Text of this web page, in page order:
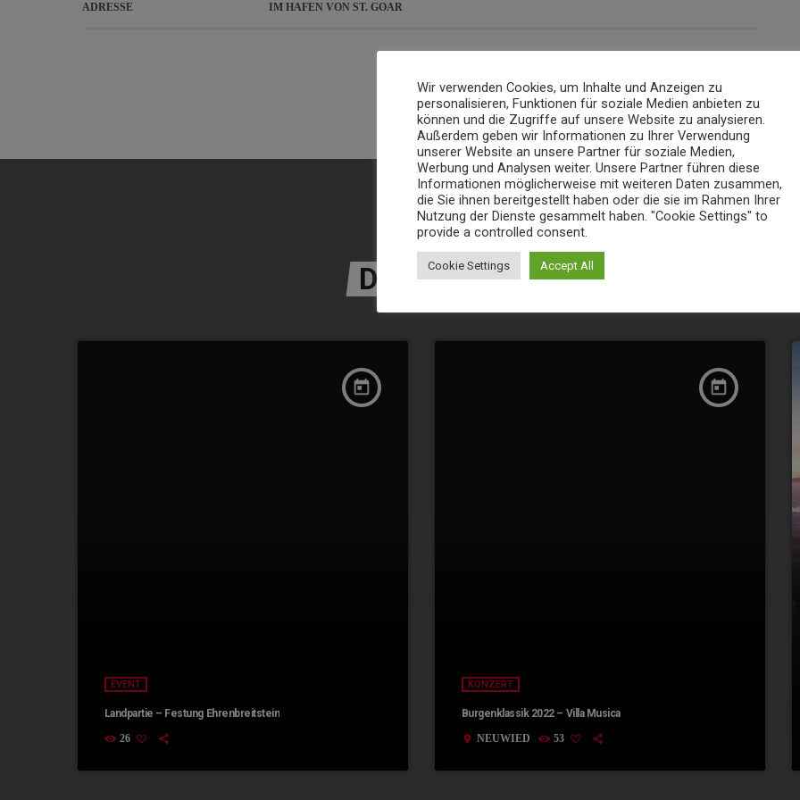
ADRESSE IM HAFEN VON ST. GOAR
DAS KÖNNTE IHNEN AUCH
today
EVENT
Landpartie – Festung Ehrenbreitstein
26
today
KONZERT
Burgenklassik 2022 – Villa Musica
location_on NEUWIED 53
Wir verwenden Cookies, um Inhalte und Anzeigen zu
personalisieren, Funktionen für soziale Medien anbieten zu
können und die Zugriffe auf unsere Website zu analysieren.
Außerdem geben wir Informationen zu Ihrer Verwendung
unserer Website an unsere Partner für soziale Medien,
Werbung und Analysen weiter. Unsere Partner führen diese
Informationen möglicherweise mit weiteren Daten zusammen,
die Sie ihnen bereitgestellt haben oder die sie im Rahmen Ihrer
Nutzung der Dienste gesammelt haben. "Cookie Settings" to
provide a controlled consent.
Cookie Settings Accept All